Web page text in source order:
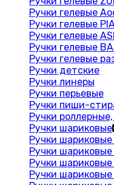
Ручки гелевые
Ручки гелевые
Ручки гелевые
Ручки гелевые
Ручки гелевые
Ручки детские
Ручки линеры
Ручки перьевые
Ручки пиши-
Ручки
Ручки шариковые
Ручки шариковые
Ручки шариковые
Ручки шариковые
Ручки шариковые